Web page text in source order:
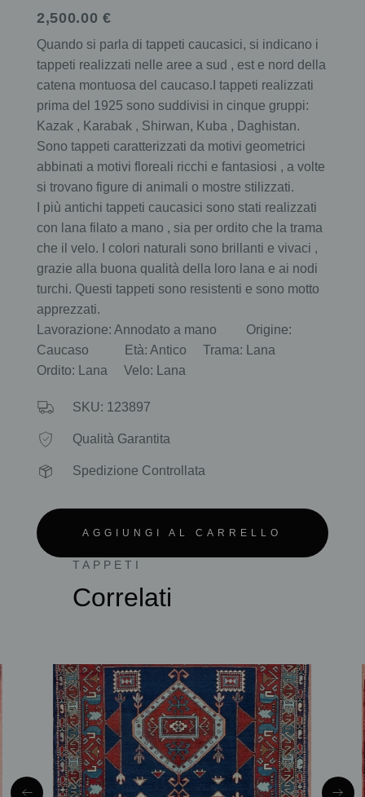
2,500.00 €
Quando si parla di tappeti caucasici, si indicano i
tappeti realizzati nelle aree a sud , est e nord della
catena montuosa del caucaso.I tappeti realizzati
prima del 1925 sono suddivisi in cinque gruppi:
Kazak , Karabak , Shirwan, Kuba , Daghistan.
Sono tappeti caratterizzati da motivi geometrici
abbinati a motivi floreali ricchi e fantasiosi , a volte
si trovano figure di animali o mostre stilizzati.
I più antichi tappeti caucasici sono stati realizzati
con lana filato a mano , sia per ordito che la trama
che il velo. I colori naturali sono brillanti e vivaci ,
grazie alla buona qualità della loro lana e ai nodi
turchi. Questi tappeti sono resistenti e sono motto
apprezzati.
Lavorazione: Annodato a mano Origine:
Caucaso Età: Antico Trama: Lana
Ordito: Lana Velo: Lana
SKU: 123897
Qualità Garantita
Spedizione Controllata
AGGIUNGI AL CARRELLO
TAPPETI
Correlati